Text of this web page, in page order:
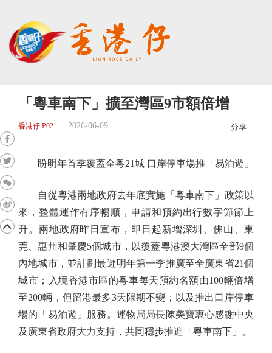
「粵車南下」擴至灣區9市額倍增
香港仔 P02 2026-06-09 分享
盼明年首季覆蓋全粵21城 口岸停車場推「易泊遊」
自從粵港兩地政府去年底實施「粵車南下」政策以
來，整體運作有序暢順，申請和預約出行數字節節上
升。兩地政府昨日宣布，即日起新增深圳、佛山、東
莞、惠州和肇慶5個城市，以覆蓋粵港澳大灣區全部9個
內地城市，並計劃最遲明年第一季推廣至全廣東省21個
城市；入境香港市區的粵車每天預約名額由100輛倍增
至200輛，但留港最多3天限期不變；以及推出口岸停車
場的「易泊遊」服務。運物局局長陳美寶衷心感謝中央
及廣東省政府大力支持，共同穩步推進「粵車南下」。